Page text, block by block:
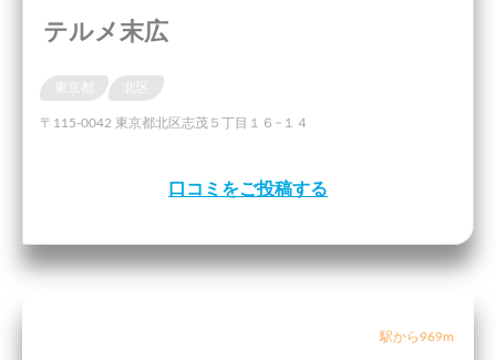
テルメ末広
東京都 北区
〒115-0042 東京都北区志茂５丁目１６−１４
口コミをご投稿する
駅から969m